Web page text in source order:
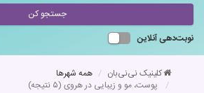
جستجو کن
نوبت‌دهی آنلاین
کلینیک نی‌نی‌بان
همه شهرها
پوست، مو و زیبایی در هروی (۵ نتیجه)